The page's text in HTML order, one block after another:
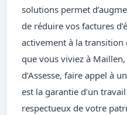
solutions permet
de réduire vos factures
activement à la transition
que vous viviez à
d’Assesse, faire appel à
est la garantie d’un
respectueux de votre